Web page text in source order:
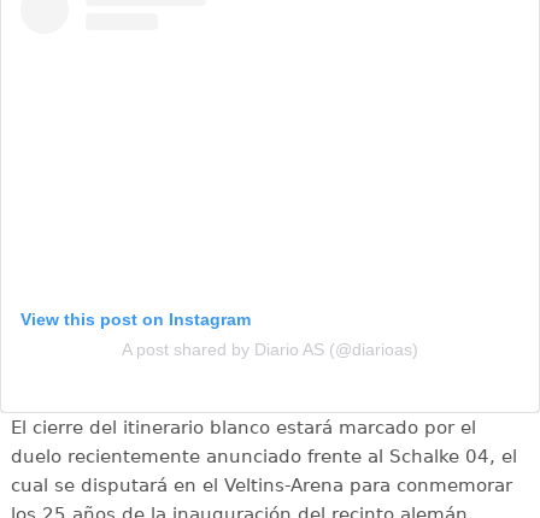
View this post on Instagram
A post shared by Diario AS (@diarioas)
El cierre del itinerario blanco estará marcado por el
duelo recientemente anunciado frente al Schalke 04, el
cual se disputará en el Veltins-Arena para conmemorar